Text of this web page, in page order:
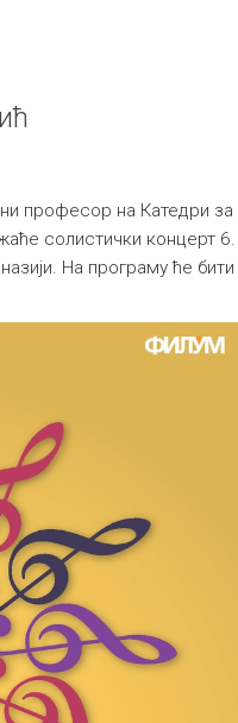
професор на Катедри за
солистички концерт 6.
На програму ће бити